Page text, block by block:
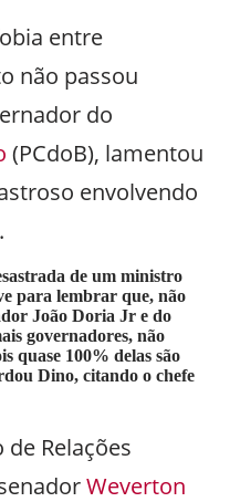
entre
não passou
do
(PCdoB), lamentou
envolvendo
de um ministro
para lembrar que, não
João Doria Jr e do
governadores, não
quase 100% delas são
Dino, citando o chefe
Relações
Weverton